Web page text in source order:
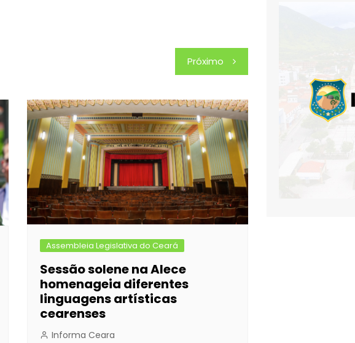
Próximo
Assembleia Legislativa do Ceará
Sessão solene na Alece
homenageia diferentes
linguagens artísticas
cearenses
Informa Ceara